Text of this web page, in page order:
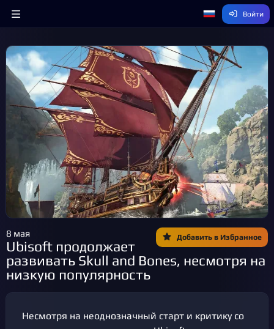
Войти
Добавить в Избранное
8 мая
Ubisoft продолжает
развивать Skull and Bones, несмотря на
низкую популярность
Несмотря на неоднозначный старт и критику со